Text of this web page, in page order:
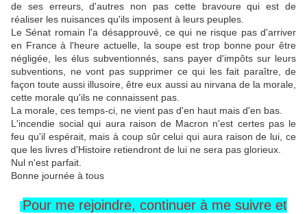
de ses erreurs, d'autres non pas cette bravoure qui est de
réaliser les nuisances qu'ils imposent à leurs peuples.
Le Sénat romain l'a désapprouvé, ce qui ne risque pas d'arriver
en France à l'heure actuelle, la soupe est trop bonne pour être
négligée, les élus subventionnés, sans payer d'impôts sur leurs
subventions, ne vont pas supprimer ce qui les fait paraître, de
façon toute aussi illusoire, être eux aussi au nirvana de la morale,
cette morale qu'ils ne connaissent pas.
La morale, ces temps-ci, ne vient pas d'en haut mais d'en bas.
L'incendie social qui aura raison de Macron n'est certes pas le
feu qu'il espérait, mais à coup sûr celui qui aura raison de lui, ce
que les livres d'Histoire retiendront de lui ne sera pas glorieux.
Nul n'est parfait.
Bonne journée à tous
Pour me rejoindre, continuer à me suivre et